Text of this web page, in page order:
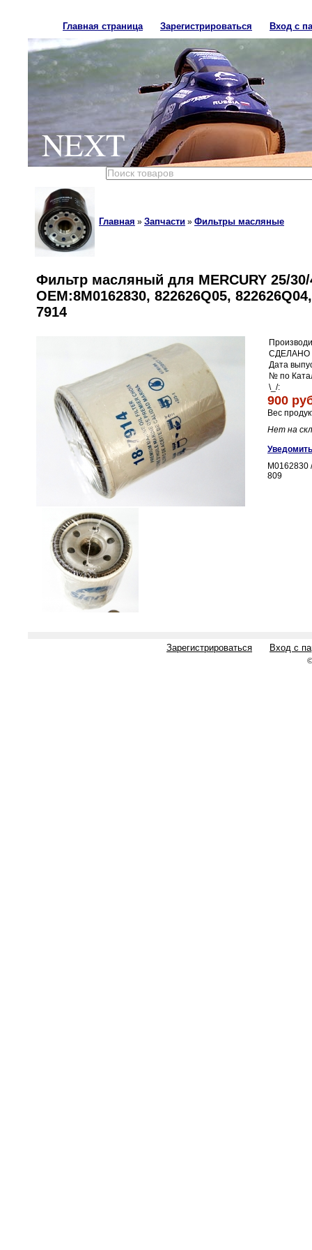
Главная страница Зарегистрироваться Вход с
NEXT
Главная » Запчасти » Фильтры масляные
Фильтр масляный для MERCURY 25/30/
OEM:8M0162830, 822626Q05,
7914
СДЕЛАНО
Дата
№ по
\_/:
900
Вес
Нет на
M0162830
809
Зарегистрироваться Вход с